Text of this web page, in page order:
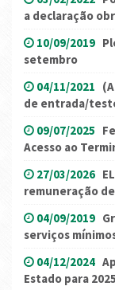
a declaração
10/09/2019
setembro
04/11/2021
de entrada/
09/07/2025
Acesso ao
27/03/2026
remuneração
04/09/2019
serviços
04/12/2024
Estado para 2025